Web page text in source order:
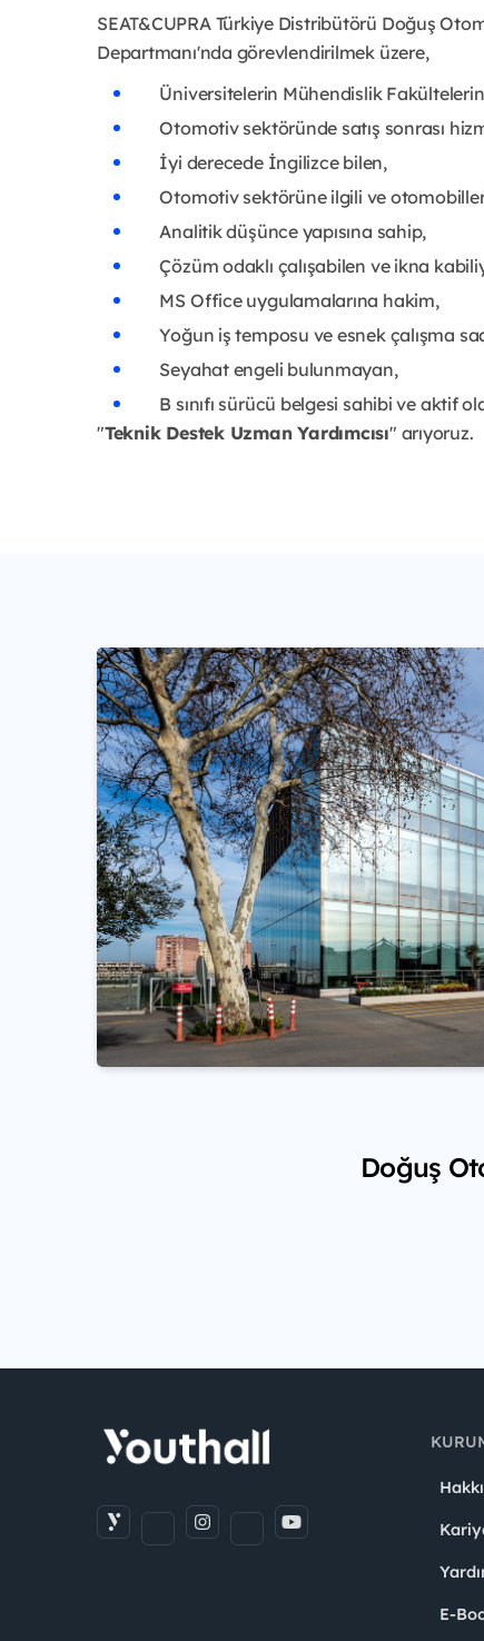
SEAT&CUPRA Türkiye Distribütörü Doğuş
Departmanı'nda görevlendirilmek üzere,
Üniversitelerin Mühendislik
Otomotiv sektöründe satış sonrası
İyi derecede İngilizce bilen,
Otomotiv sektörüne ilgili ve
Analitik düşünce yapısına sahip,
Çözüm odaklı çalışabilen ve ikna
MS Office uygulamalarına hakim,
Yoğun iş temposu ve esnek çalışma
Seyahat engeli bulunmayan,
B sınıfı sürücü belgesi sahibi ve aktif
"Teknik Destek Uzman Yardımcısı" arıyoruz.
Doğuş
E-